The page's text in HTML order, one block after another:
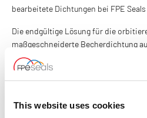
This website uses cookies
bearbeitete Dichtungen bei FPE
Die endgültige Lösung für die
maßgeschneiderte Becherdichtung
langen Lippe, die gegen den
sollte. Die endgültige Lösung für die
einem großen, mit Bronze gefüllten
abzudichten, das gegen eine